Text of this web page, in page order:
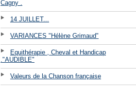
Cagny .
14 JUILLET...
VARIANCES "Hélène Grimaud"
Equithérapie , Cheval et Handicap
."AUDIBLE"
Valeurs de la Chanson française